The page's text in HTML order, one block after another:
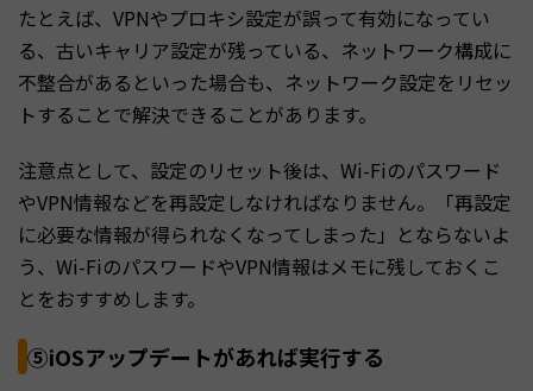
たとえば、VPNやプロキシ設定が誤って有効になってい
る、古いキャリア設定が残っている、ネットワーク構成に
不整合があるといった場合も、ネットワーク設定をリセッ
トすることで解決できることがあります。
注意点として、設定のリセット後は、Wi-Fiのパスワード
やVPN情報などを再設定しなければなりません。「再設定
に必要な情報が得られなくなってしまった」とならないよ
う、Wi-FiのパスワードやVPN情報はメモに残しておくこ
とをおすすめします。
⑤iOSアップデートがあれば実行する